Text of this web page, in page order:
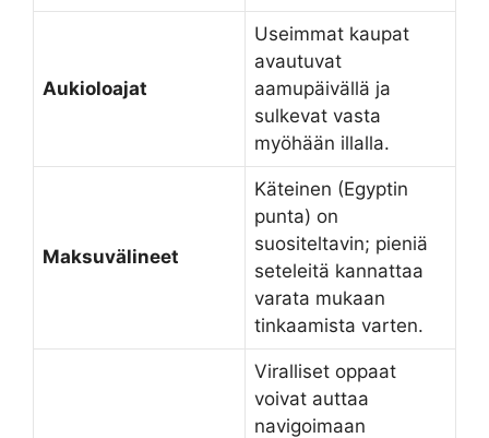
Aukioloajat
Useimmat kaupat
avautuvat
aamupäivällä ja
sulkevat vasta
myöhään illalla.
Maksuvälineet
Käteinen (Egyptin
punta) on
suositeltavin; pieniä
seteleitä kannattaa
varata mukaan
tinkaamista varten.
Viralliset oppaat
voivat auttaa
navigoimaan